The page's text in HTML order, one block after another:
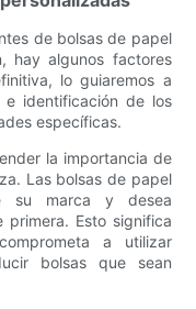
de bolsas de papel
hay algunos factores
lo guiaremos a
identificación de los
específicas.
la importancia de
Las bolsas de papel
su marca y desea
Esto significa
a utilizar
bolsas que sean